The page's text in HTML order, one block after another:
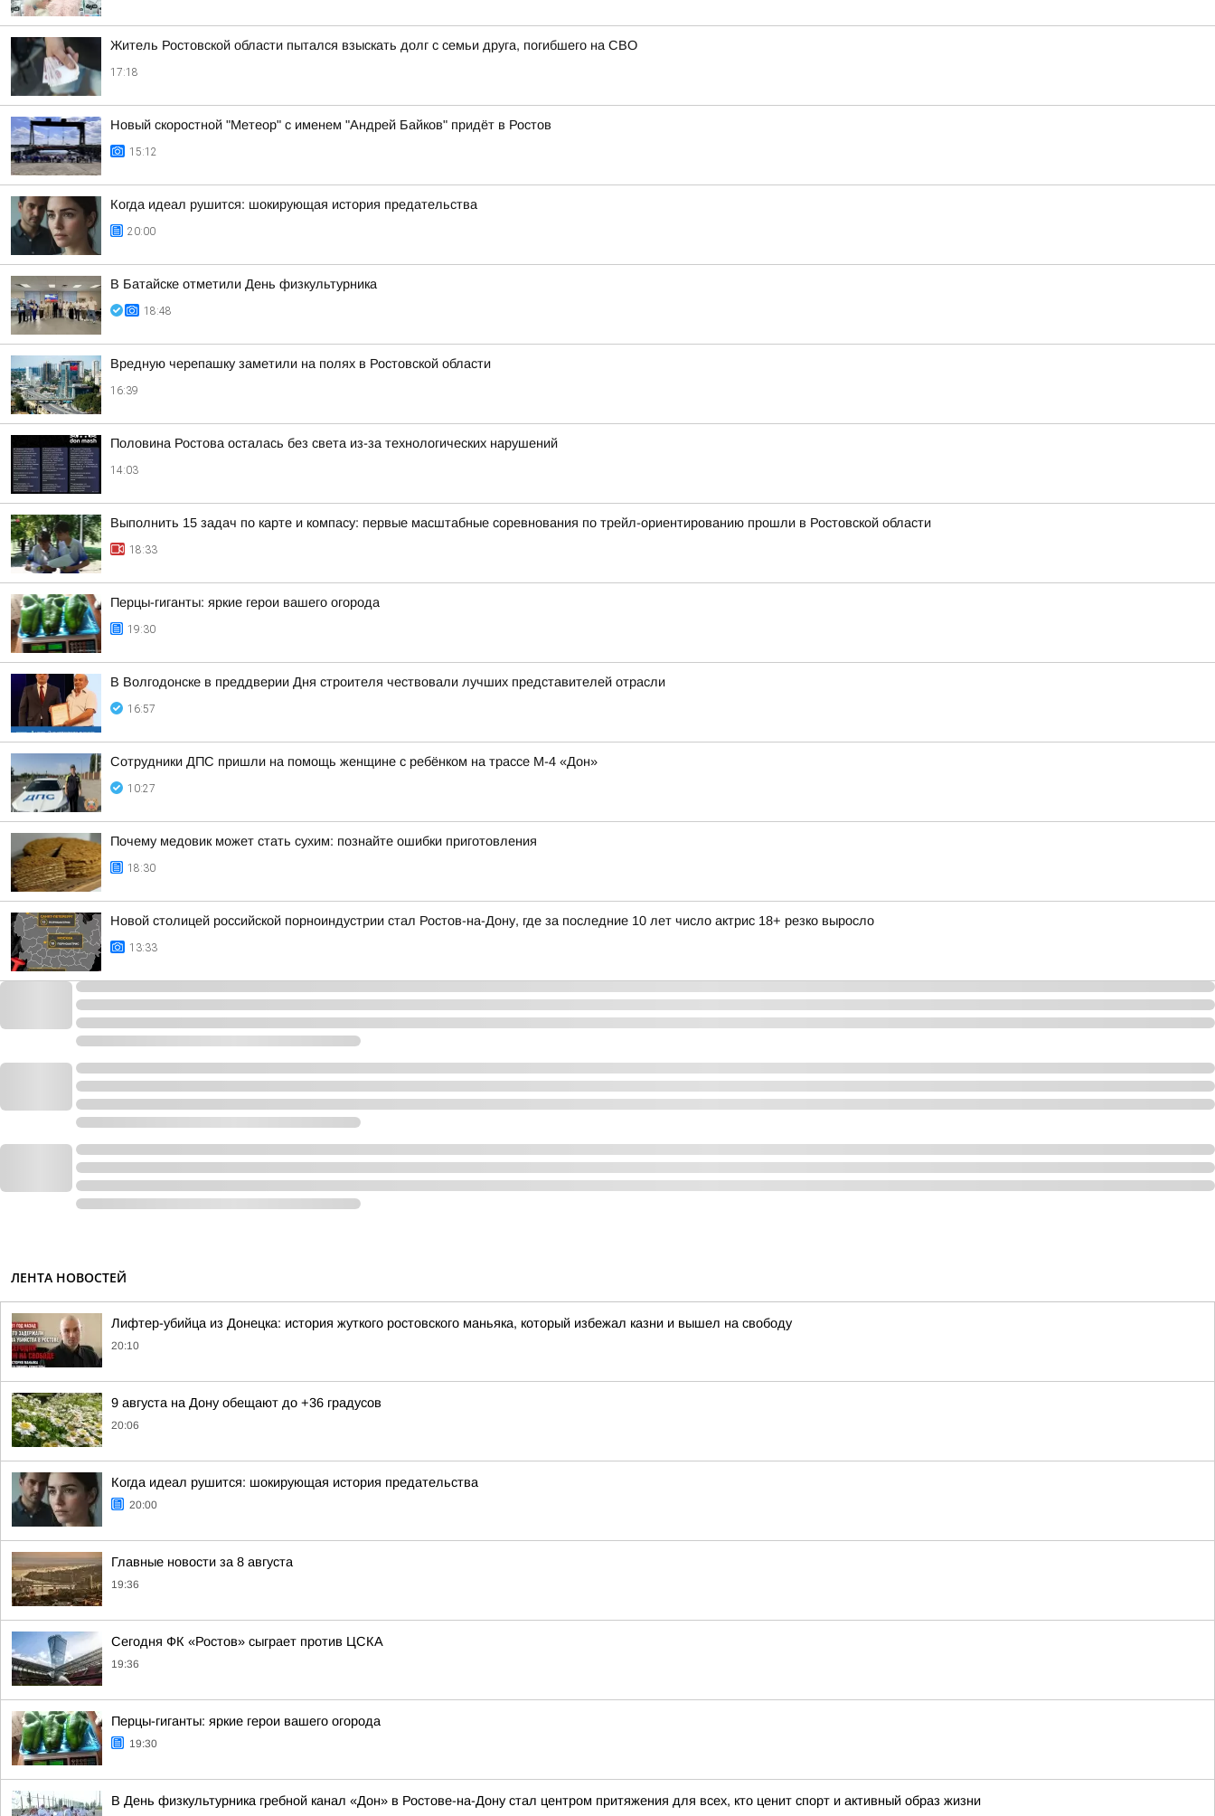
Житель Ростовской области пытался взыскать долг с семьи друга, погибшего на СВО
17:18
Новый скоростной "Метеор" с именем "Андрей Байков" придёт в Ростов
15:12
Когда идеал рушится: шокирующая история предательства
20:00
В Батайске отметили День физкультурника
18:48
Вредную черепашку заметили на полях в Ростовской области
16:39
Половина Ростова осталась без света из-за технологических нарушений
14:03
Выполнить 15 задач по карте и компасу: первые масштабные соревнования по трейл-ориентированию прошли в Ростовской области
18:33
Перцы-гиганты: яркие герои вашего огорода
19:30
В Волгодонске в преддверии Дня строителя чествовали лучших представителей отрасли
16:57
Сотрудники ДПС пришли на помощь женщине с ребёнком на трассе М-4 «Дон»
10:27
Почему медовик может стать сухим: познайте ошибки приготовления
18:30
Новой столицей российской порноиндустрии стал Ростов-на-Дону, где за последние 10 лет число актрис 18+ резко выросло
13:33
ЛЕНТА НОВОСТЕЙ
Лифтер-убийца из Донецка: история жуткого ростовского маньяка, который избежал казни и вышел на свободу
20:10
9 августа на Дону обещают до +36 градусов
20:06
Когда идеал рушится: шокирующая история предательства
20:00
Главные новости за 8 августа
19:36
Сегодня ФК «Ростов» сыграет против ЦСКА
19:36
Перцы-гиганты: яркие герои вашего огорода
19:30
В День физкультурника гребной канал «Дон» в Ростове-на-Дону стал центром притяжения для всех, кто ценит спорт и активный образ жизни